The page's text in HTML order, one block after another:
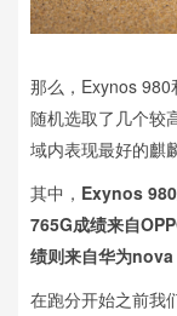
那么，Exynos
随机选取了几个较
域内表现最好的麒
其中， Exynos
765G成绩来自
绩则来自华为nova
在跑分开始之前我